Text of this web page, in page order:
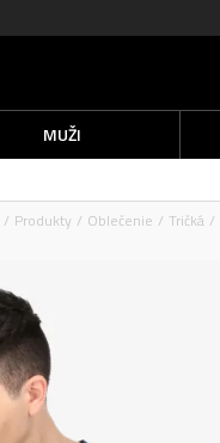
MUŽI
Produkty Oblečenie Tričká